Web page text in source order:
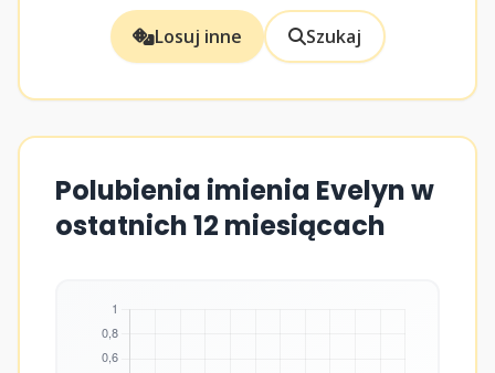
Losuj inne Szukaj
Polubienia imienia Evelyn w
ostatnich 12 miesiącach